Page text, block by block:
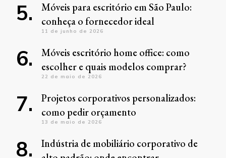
Móveis para escritório em São Paulo:
conheça o fornecedor ideal
11 de junho de 2026
Móveis escritório home office: como
escolher e quais modelos comprar?
22 de maio de 2026
Projetos corporativos personalizados:
como pedir orçamento
13 de maio de 2026
Indústria de mobiliário corporativo de